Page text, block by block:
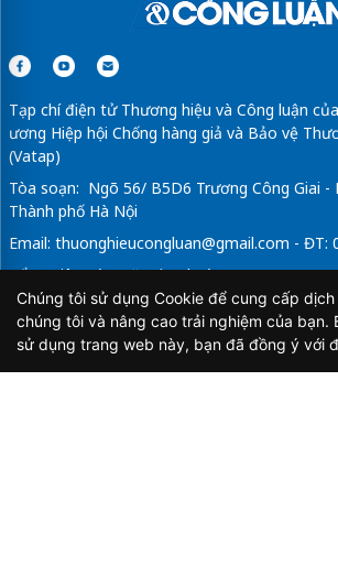
Tạp chí điện tử Thương hiệu và Công luận
ương Hiệp hội Chống hàng giả và Bảo vệ
(Vatap)
Tòa soạn: Ngõ 56/ B5D6 Trương Công Giai -
Thành phố Hà Nội
Email: thuonghieucongluan@gmail.com - ĐT:
Tổng Biên Tập: Vũ Đức Thuận
Giấy phép hoạt động báo chí điện tử số 64/
Thông tin và Truyền thông cấp ngày 21/2/
Chúng tôi sử dụng Cookie để cung cấp dịch
chúng tôi và nâng cao trải nghiệm của bạn.
sử dụng trang web này, bạn đã đồng ý với